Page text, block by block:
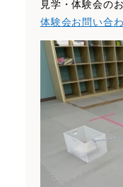
見学・体験会の
体験会お問い合